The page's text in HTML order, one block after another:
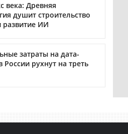
века: Древняя
душит строительство
ИИ
затраты на дата-
России рухнут на треть